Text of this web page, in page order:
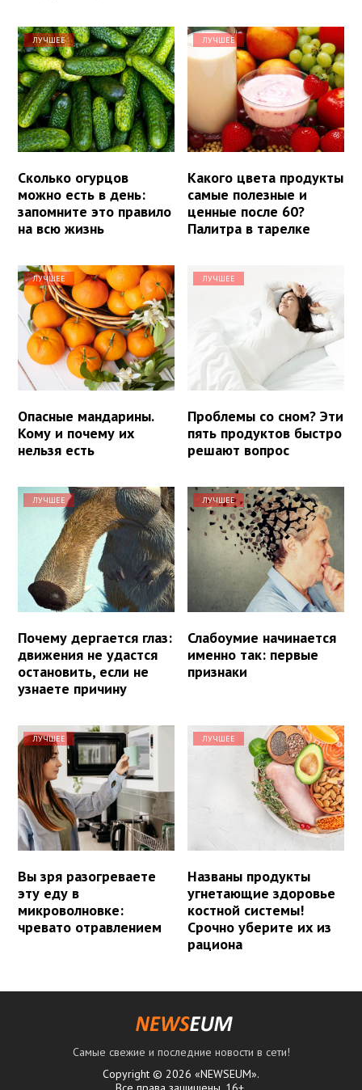
ЛУЧШЕЕ
Сколько огурцов
можно есть в день:
запомните это правило
на всю жизнь
ЛУЧШЕЕ
Какого цвета продукты
самые полезные и
ценные после 60?
Палитра в тарелке
ЛУЧШЕЕ
Опасные мандарины.
Кому и почему их
нельзя есть
ЛУЧШЕЕ
Проблемы со сном? Эти
пять продуктов быстро
решают вопрос
ЛУЧШЕЕ
Почему дергается глаз:
движения не удастся
остановить, если не
узнаете причину
ЛУЧШЕЕ
Слабоумие начинается
именно так: первые
признаки
ЛУЧШЕЕ
Вы зря разогреваете
эту еду в
микроволновке:
чревато отравлением
ЛУЧШЕЕ
Названы продукты
угнетающие здоровье
костной системы!
Срочно уберите их из
рациона
Самые свежие и последние новости в сети!
Copyright © 2026 «NEWSEUM».